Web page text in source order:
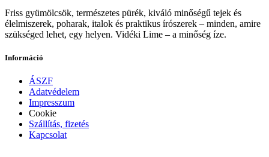
Friss gyümölcsök, természetes pürék, kiváló minőségű tejek és
élelmiszerek, poharak, italok és praktikus írószerek – minden, amire
szükséged lehet, egy helyen. Vidéki Lime – a minőség íze.
Információ
ÁSZF
Adatvédelem
Impresszum
Cookie
Szállítás, fizetés
Kapcsolat